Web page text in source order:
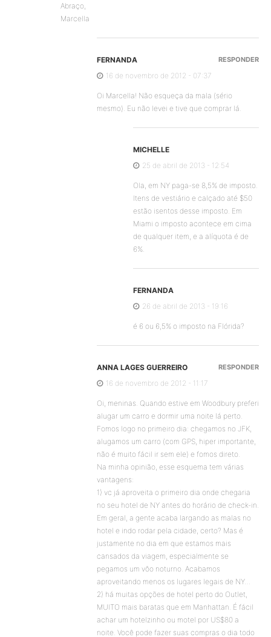
Abraço,
Marcella
FERNANDA
16 de novembro de 2012 - 07:37
Oi Marcella! Não esqueça da mala (sério
mesmo). Eu não levei e tive que comprar lá.
RESPONDER
MICHELLE
25 de abril de 2013 - 12:54
Ola, em NY paga-se 8,5% de imposto.
Itens de vestiário e calçado até $50
estão isentos desse imposto. Em
Miami o imposto acontece em cima
de qualquer item, e a alíquota é de
6%.
FERNANDA
26 de abril de 2013 - 19:16
é 6 ou 6,5% o imposto na Flórida?
ANNA LAGES GUERREIRO
16 de novembro de 2012 - 11:17
Oi, meninas. Quando estive em Woodbury preferi
alugar um carro e dormir uma noite lá perto.
Fomos logo no primeiro dia: chegamos no JFK,
alugamos um carro (com GPS, hiper importante,
não é muito fácil ir sem ele) e fomos direto.
Na minha opinião, esse esquema tem várias
vantagens:
1) vc já aproveita o primeiro dia onde chegaria
no seu hotel de NY antes do horário de check-in.
Em geral, a gente acaba largando as malas no
hotel e indo rodar pela cidade, certo? Mas é
justamente no dia em que estamos mais
cansados da viagem, especialmente se
pegamos um vôo noturno. Acabamos
aproveitando menos os lugares legais de NY…
2) há muitas opções de hotel perto do Outlet,
MUITO mais baratas que em Manhattan. É fácil
achar um hotelzinho ou motel por US$80 a
noite. Você pode fazer suas compras o dia todo
RESPONDER